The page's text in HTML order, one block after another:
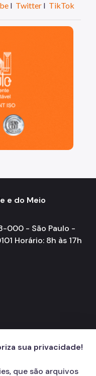
I TwitterI TikTok
resiliente e sustentável
e do Meio
000 - São Paulo -
Horário: 8h às 17h
sua privacidade!
que são arquivos